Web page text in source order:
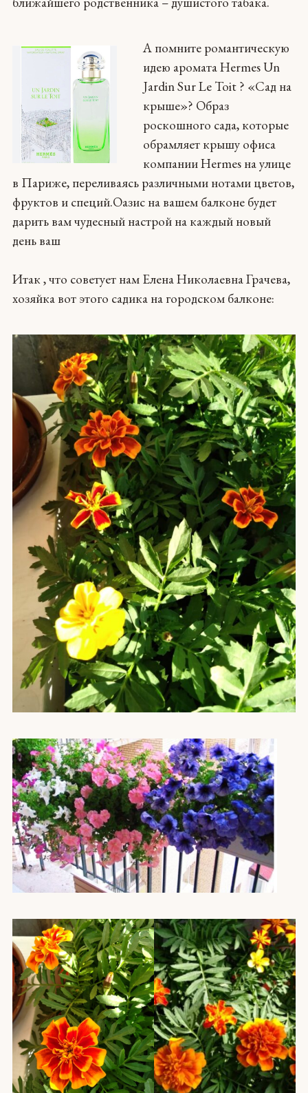
А помните романтическую
идею аромата Hermes Un
Jardin Sur Le Toit ? «Сад на
крыше»? Образ
роскошного сада, которые
обрамляет крышу офиса
компании Hermes на улице
в Париже, переливаясь различными нотами цветов,
фруктов и специй.Оазис на вашем балконе будет
дарить вам чудесный настрой на каждый новый
день ваш
Итак , что советует нам Елена Николаевна Грачева,
хозяйка вот этого садика на городском балконе: